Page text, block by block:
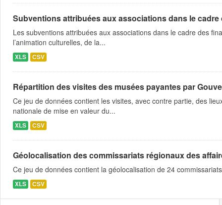
Subventions attribuées aux associations dans le
Les subventions attribuées aux associations dans le cadre des
l’animation culturelles, de la...
XLS CSV
Répartition des visites des musées payantes par
Ce jeu de données contient les visites, avec contre partie, des
nationale de mise en valeur du...
XLS CSV
Géolocalisation des commissariats régionaux des
Ce jeu de données contient la géolocalisation de 24
XLS CSV